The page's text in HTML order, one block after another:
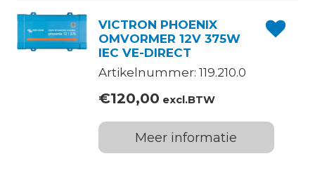
VICTRON PHOENIX
OMVORMER 12V 375W
IEC VE-DIRECT
Artikelnummer: 119.210.0
€120,00 excl.BTW
Meer informatie